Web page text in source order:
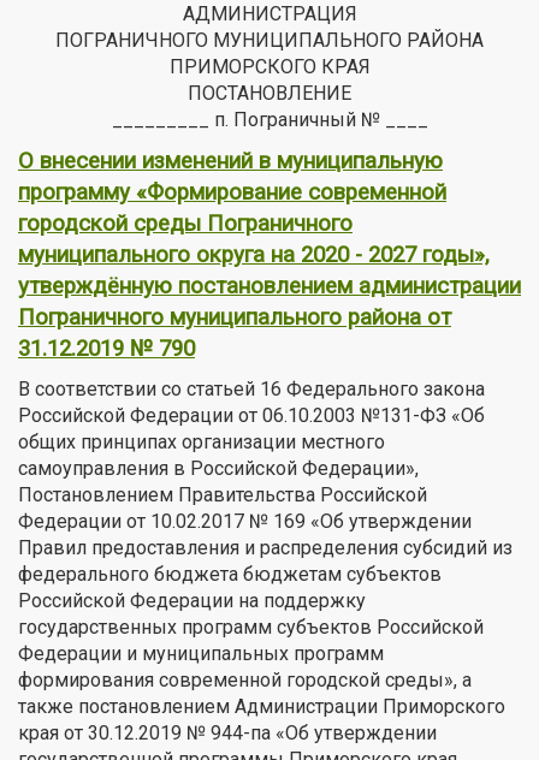
АДМИНИСТРАЦИЯ
ПОГРАНИЧНОГО МУНИЦИПАЛЬНОГО РАЙОНА
ПРИМОРСКОГО КРАЯ
ПОСТАНОВЛЕНИЕ
_________ п. Пограничный № ____
О внесении изменений в муниципальную
программу «Формирование современной
городской среды Пограничного
муниципального округа на 2020 - 2027 годы»,
утверждённую постановлением администрации
Пограничного муниципального района от
31.12.2019 № 790
В соответствии со статьей 16 Федерального закона
Российской Федерации от 06.10.2003 №131-ФЗ «Об
общих принципах организации местного
самоуправления в Российской Федерации»,
Постановлением Правительства Российской
Федерации от 10.02.2017 № 169 «Об утверждении
Правил предоставления и распределения субсидий из
федерального бюджета бюджетам субъектов
Российской Федерации на поддержку
государственных программ субъектов Российской
Федерации и муниципальных программ
формирования современной городской среды», а
также постановлением Администрации Приморского
края от 30.12.2019 № 944-па «Об утверждении